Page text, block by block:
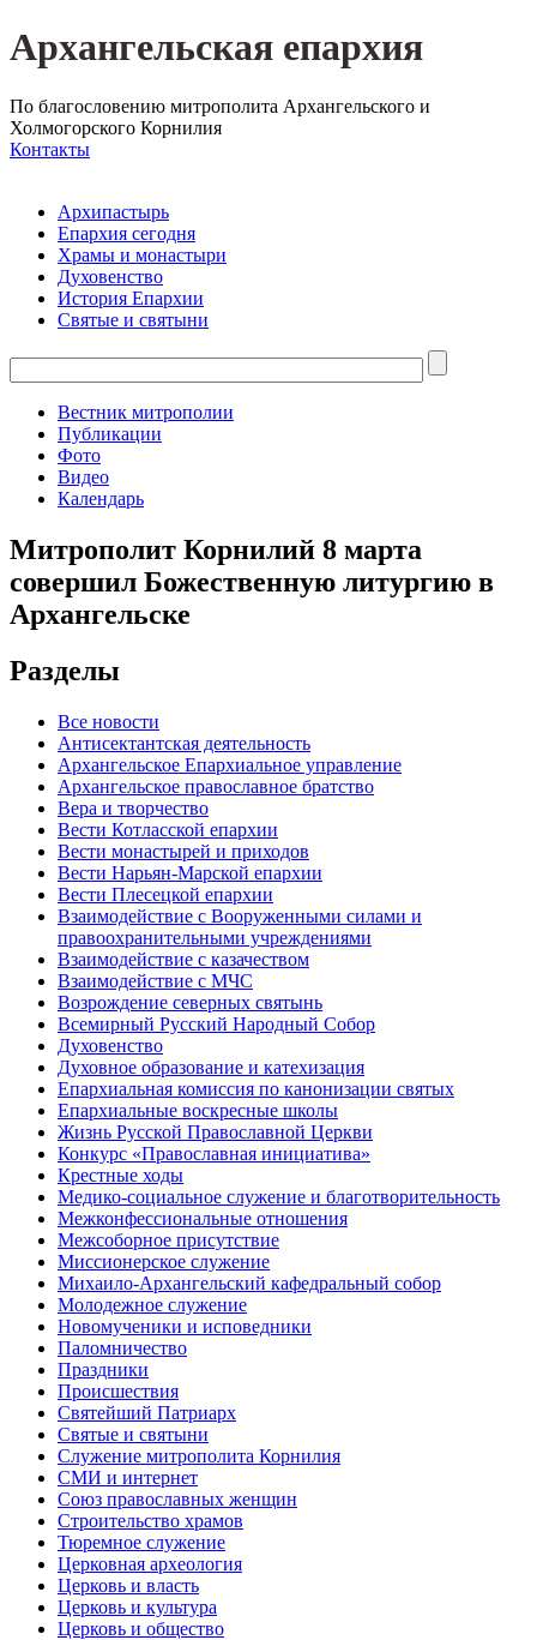
Архангельская епархия
По благословению митрополита Архангельского и
Холмогорского Корнилия
Контакты
Архипастырь
Епархия сегодня
Храмы и монастыри
Духовенство
История Епархии
Святые и святыни
Вестник митрополии
Публикации
Фото
Видео
Календарь
Митрополит Корнилий 8 марта
совершил Божественную литургию в
Архангельске
Разделы
Все новости
Антисектантская деятельность
Архангельское Епархиальное управление
Архангельское православное братство
Вера и творчество
Вести Котласской епархии
Вести монастырей и приходов
Вести Нарьян-Марской епархии
Вести Плесецкой епархии
Взаимодействие с Вооруженными силами и
правоохранительными учреждениями
Взаимодействие с казачеством
Взаимодействие с МЧС
Возрождение северных святынь
Всемирный Русский Народный Собор
Духовенство
Духовное образование и катехизация
Епархиальная комиссия по канонизации святых
Епархиальные воскресные школы
Жизнь Русской Православной Церкви
Конкурс «Православная инициатива»
Крестные ходы
Медико-социальное служение и благотворительность
Межконфессиональные отношения
Межсоборное присутствие
Миссионерское служение
Михаило-Архангельский кафедральный собор
Молодежное служение
Новомученики и исповедники
Паломничество
Праздники
Происшествия
Святейший Патриарх
Святые и святыни
Служение митрополита Корнилия
СМИ и интернет
Союз православных женщин
Строительство храмов
Тюремное служение
Церковная археология
Церковь и власть
Церковь и культура
Церковь и общество